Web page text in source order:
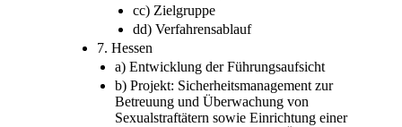
cc) Zielgruppe
dd) Verfahrensablauf
7. Hessen
a) Entwicklung der Führungsaufsicht
b) Projekt: Sicherheitsmanagement zur
Betreuung und Überwachung von
Sexualstraftätern sowie Einrichtung einer